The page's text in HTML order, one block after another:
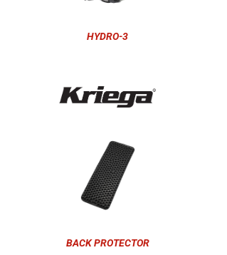
HYDRO-3
BACK PROTECTOR